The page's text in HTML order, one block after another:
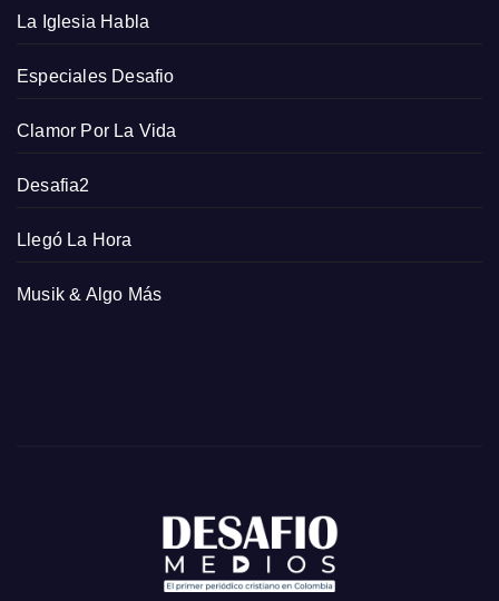
La Iglesia Habla
Especiales Desafio
Clamor Por La Vida
Desafia2
Llegó La Hora
Musik & Algo Más